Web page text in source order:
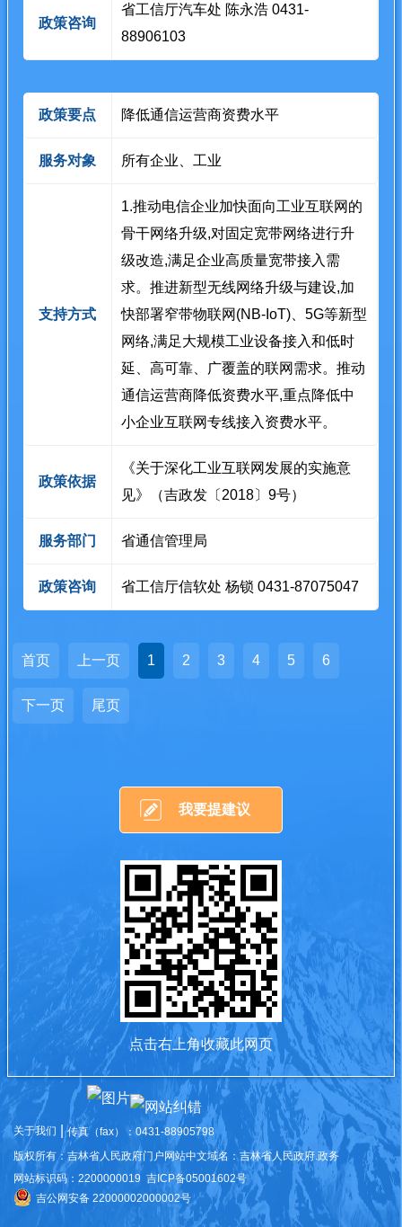
政策咨询
省工信厅汽车处 陈永浩 0431-
88906103
政策要点 降低通信运营商资费水平
服务对象 所有企业、工业
支持方式
1.推动电信企业加快面向工业互联网的
骨干网络升级,对固定宽带网络进行升
级改造,满足企业高质量宽带接入需
求。推进新型无线网络升级与建设,加
快部署窄带物联网(NB-IoT)、5G等新型
网络,满足大规模工业设备接入和低时
延、高可靠、广覆盖的联网需求。推动
通信运营商降低资费水平,重点降低中
小企业互联网专线接入资费水平。
政策依据
《关于深化工业互联网发展的实施意
见》（吉政发〔2018〕9号）
服务部门 省通信管理局
政策咨询 省工信厅信软处 杨锁 0431-87075047
首页 上一页 1 2 3 4 5 6
下一页 尾页
我要提建议
点击右上角收藏此网页
关于我们 |传真（fax）： 0431-88905798
版权所有：吉林省人民政府门户网站中文域名：吉林省人民政府.政务
网站标识码：2200000019 吉ICP备05001602号
吉公网安备 22000002000002号